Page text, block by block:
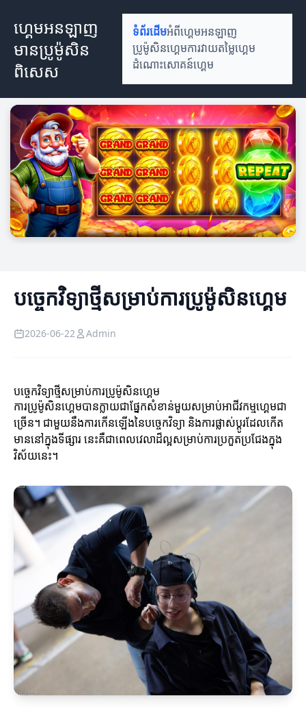
ហ្គេមអនឡាញ
មានប្រូម៉ូសិន
ពិសេស
ទំព័រដើមអំពីហ្គេមអនឡាញ
ប្រូម៉ូសិនហ្គេមការវាយតម្លៃហ្គេម
ដំណោះសោគន៍ហ្គេម
បច្ចេកវិទ្យាថ្មីសម្រាប់ការប្រូម៉ូសិនហ្គេម
2026-06-22 Admin
បច្ចេកវិទ្យាថ្មីសម្រាប់ការប្រូម៉ូសិនហ្គេម
ការប្រូម៉ូសិនហ្គេមបានក្លាយជាផ្នែកសំខាន់មួយសម្រាប់អាជីវកម្មហ្គេមជា
ច្រើន។ ជាមួយនឹងការកើនឡើងនៃបច្ចេកវិទ្យា និងការផ្លាស់ប្តូរដែលកើត
មាននៅក្នុងទីផ្សារ នេះគឺជាពេលវេលាដ៏ល្អសម្រាប់ការប្រកួតប្រជែងក្នុង
វិស័យនេះ។